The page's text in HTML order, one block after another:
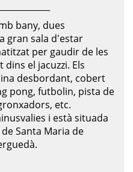
bany, dues
gran sala d'estar
per gaudir de les
el jacuzzi. Els
desbordant, cobert
pong, futbolin, pista de
etc.
i està situada
Santa Maria de